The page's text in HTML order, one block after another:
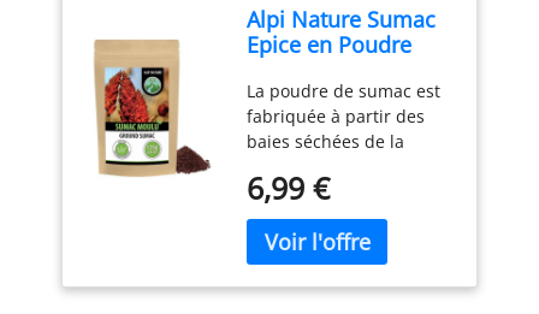
Alpi Nature Sumac
Epice en Poudre
Sumac Séchées et
Moulues Mélangées
avec du Sel
La poudre de sumac est
fabriquée à partir des
baies séchées de la
Moyen-Orient, dans les
régions
méditerranéennes et
dans certaines régions
d'Afrique du Nord. Elle
6,99 €